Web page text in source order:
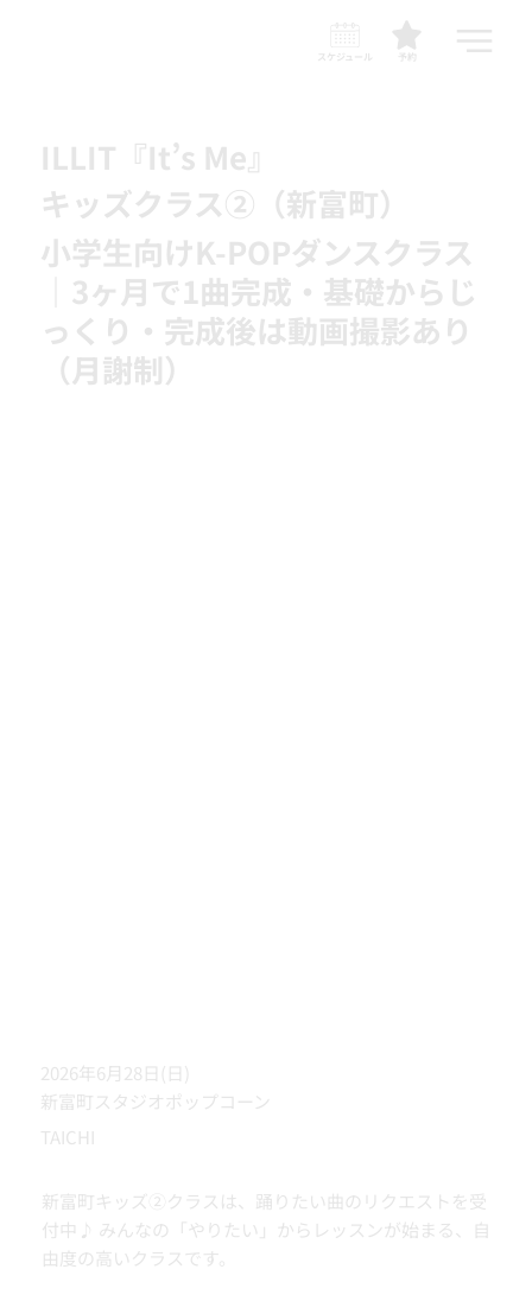
予約
スケジュール
ILLIT『It’s Me』
キッズクラス②（新富町）
小学生向けK-POPダンスクラス
｜3ヶ月で1曲完成・基礎からじ
っくり・完成後は動画撮影あり
（月謝制）
2026年6月28日(日)
新富町スタジオポップコーン
TAICHI
新富町キッズ②クラスは、踊りたい曲のリクエストを受
付中♪ みんなの「やりたい」からレッスンが始まる、自
由度の高いクラスです。